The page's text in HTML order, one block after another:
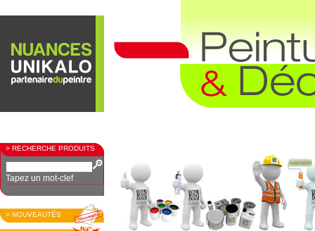
> RECHERCHE PRODUITS
Tapez un mot-clef
> NOUVEAUTÉS